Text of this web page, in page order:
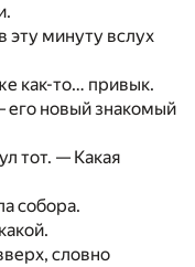
эту минуту вслух
как-то… привык.
новый знакомый
тот. — Какая
собора.
словно